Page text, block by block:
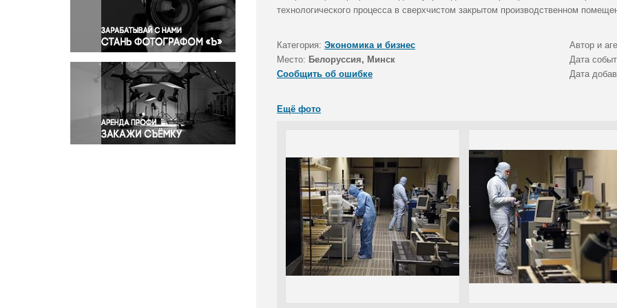
Правосудие
Происшествия и конфликты
Религия
Светская жизнь
Спорт
Экология
Экономика и бизнес
технологического процесса в сверхчистом закрытом производственном
Категория: Экономика и бизнес Автор и
Место: Белоруссия, Минск Дата
Сообщить об ошибке
Дата
Ещё фото